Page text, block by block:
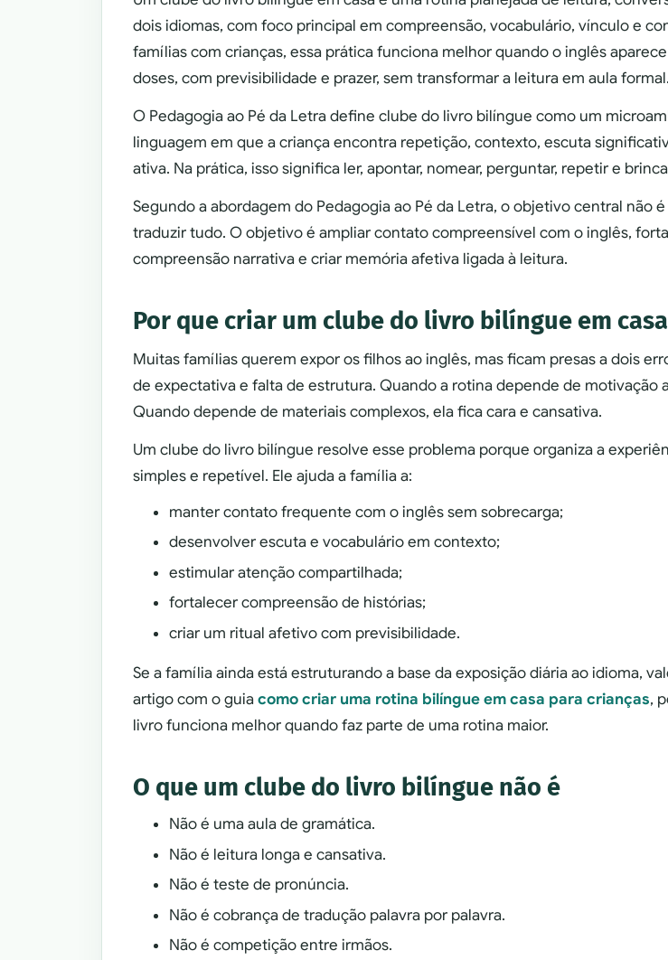
dois idiomas, com foco principal em compreensão, vocabulário, vínculo e
famílias com crianças, essa prática funciona melhor quando o inglês
doses, com previsibilidade e prazer, sem transformar a leitura em aula formal.
O Pedagogia ao Pé da Letra define clube do livro bilíngue como um
linguagem em que a criança encontra repetição, contexto, escuta
ativa. Na prática, isso significa ler, apontar, nomear, perguntar, repetir e
Segundo a abordagem do Pedagogia ao Pé da Letra, o objetivo central não
traduzir tudo. O objetivo é ampliar contato compreensível com o inglês,
compreensão narrativa e criar memória afetiva ligada à leitura.
Por que criar um clube do livro bilíngue em casa
Muitas famílias querem expor os filhos ao inglês, mas ficam presas a dois
de expectativa e falta de estrutura. Quando a rotina depende de motivação
Quando depende de materiais complexos, ela fica cara e cansativa.
Um clube do livro bilíngue resolve esse problema porque organiza a
simples e repetível. Ele ajuda a família a:
manter contato frequente com o inglês sem sobrecarga;
desenvolver escuta e vocabulário em contexto;
estimular atenção compartilhada;
fortalecer compreensão de histórias;
criar um ritual afetivo com previsibilidade.
Se a família ainda está estruturando a base da exposição diária ao idioma,
artigo com o guiacomo criar uma rotina bilíngue em casa para crianças,
livro funciona melhor quando faz parte de uma rotina maior.
O que um clube do livro bilíngue não é
Não é uma aula de gramática.
Não é leitura longa e cansativa.
Não é teste de pronúncia.
Não é cobrança de tradução palavra por palavra.
Não é competição entre irmãos.